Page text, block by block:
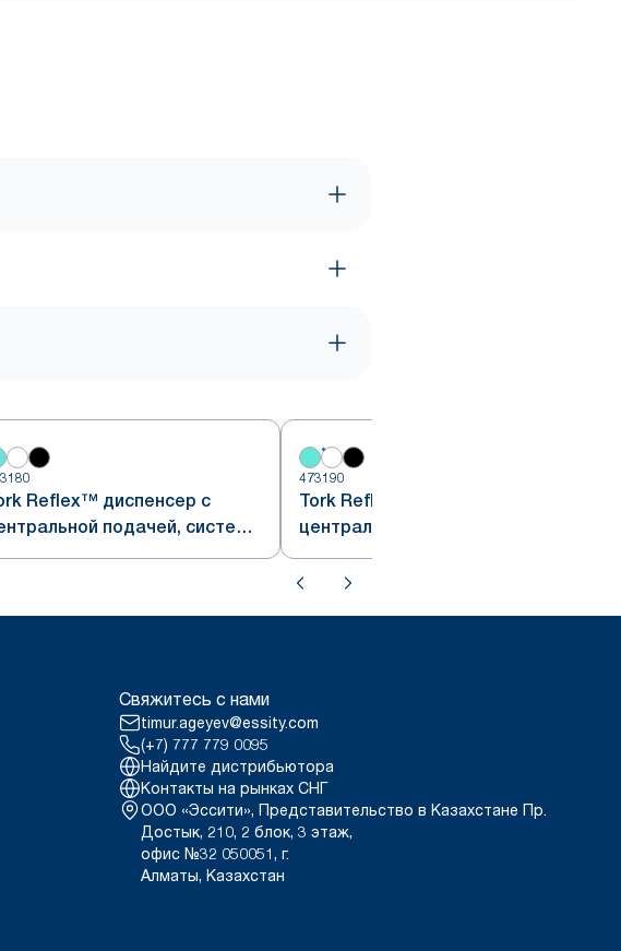
Reflex™ диспенсер с
подачей, система
сочетание белого и
473190
Tork Reflex™ диспенсер с
центральной подачей, система
M4, белый
Свяжитесь с нами
timur.ageyev@essity.com
(+7) 777 779 0095
Найдите дистрибьютора
Контакты на рынках СНГ
ООО «Эссити», Представительство в Казахстане Пр.
Достык, 210, 2 блок, 3 этаж,
офис №32 050051, г.
Алматы, Казахстан